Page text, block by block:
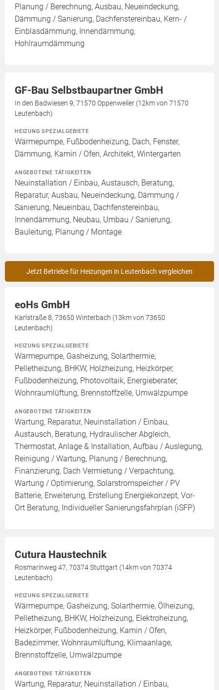
Planung / Berechnung, Ausbau, Neueindeckung,
Dämmung / Sanierung, Dachfenstereinbau, Kern- /
Einblasdämmung, Innendämmung,
Hohlraumdämmung
GF-Bau Selbstbaupartner GmbH
In den Badwiesen 9, 71570 Oppenweiler (12km von 71570
Leutenbach)
HEIZUNG SPEZIALGEBIETE
Wärmepumpe, Fußbodenheizung, Dach, Fenster,
Dämmung, Kamin / Ofen, Architekt, Wintergarten
ANGEBOTENE TÄTIGKEITEN
Neuinstallation / Einbau, Austausch, Beratung,
Reparatur, Ausbau, Neueindeckung, Dämmung /
Sanierung, Neueinbau, Dachfenstereinbau,
Innendämmung, Neubau, Umbau / Sanierung,
Bauleitung, Planung / Montage
Jetzt Betriebe für Heizungen in Leutenbach vergleichen
eoHs GmbH
Karlstraße 8, 73650 Winterbach (13km von 73650
Leutenbach)
HEIZUNG SPEZIALGEBIETE
Wärmepumpe, Gasheizung, Solarthermie,
Pelletheizung, BHKW, Holzheizung, Heizkörper,
Fußbodenheizung, Photovoltaik, Energieberater,
Wohnraumlüftung, Brennstoffzelle, Umwälzpumpe
ANGEBOTENE TÄTIGKEITEN
Wartung, Reparatur, Neuinstallation / Einbau,
Austausch, Beratung, Hydraulischer Abgleich,
Thermostat, Anlage & Installation, Aufbau / Auslegung,
Reinigung / Wartung, Planung / Berechnung,
Finanzierung, Dach Vermietung / Verpachtung,
Wartung / Optimierung, Solarstromspeicher / PV
Batterie, Erweiterung, Erstellung Energiekonzept, Vor-
Ort Beratung, Individueller Sanierungsfahrplan (iSFP)
Cutura Haustechnik
Rosmarinweg 47, 70374 Stuttgart (14km von 70374
Leutenbach)
HEIZUNG SPEZIALGEBIETE
Wärmepumpe, Gasheizung, Solarthermie, Ölheizung,
Pelletheizung, BHKW, Holzheizung, Elektroheizung,
Heizkörper, Fußbodenheizung, Kamin / Ofen,
Badezimmer, Wohnraumlüftung, Klimaanlage,
Brennstoffzelle, Umwälzpumpe
ANGEBOTENE TÄTIGKEITEN
Wartung, Reparatur, Neuinstallation / Einbau,